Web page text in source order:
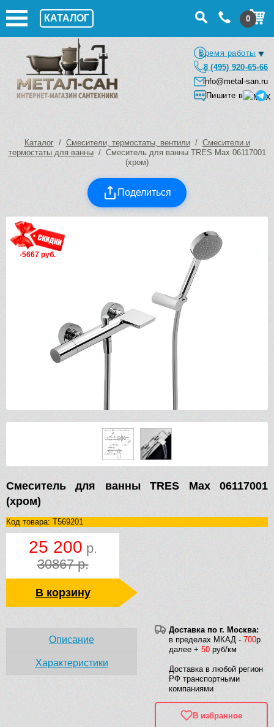
КАТАЛОГ 0
Время работы
8 (495) 920-65-66
info@metal-san.ru
Пишите в
Каталог/ Смесители, термостаты, вентили/ Смесители и
термостаты для ванны/ Смеситель для ванны TRES Max 06117001
(хром)
Поделиться
-5667 руб.
Смеситель для ванны TRES Max 06117001
(хром)
Код товара: T569201
25 200 р.
30867 р.
В корзину
Доставка по г. Москва:
в пределах МКАД - 700р
далее + 50 руб/км
Доставка в любой регион
РФ транспортными
компаниями
В избранное
Описание
Характеристики